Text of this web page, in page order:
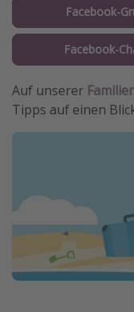
Facebook-
Facebook-
Auf unserer
Tipps auf einen